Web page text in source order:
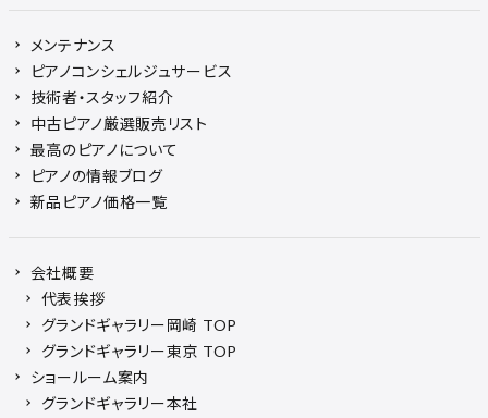
メンテナンス
ピアノコンシェルジュサービス
技術者・スタッフ紹介
中古ピアノ厳選販売リスト
最高のピアノについて
ピアノの情報ブログ
新品ピアノ価格一覧
会社概要
代表挨拶
グランドギャラリー岡崎 TOP
グランドギャラリー東京 TOP
ショールーム案内
グランドギャラリー本社